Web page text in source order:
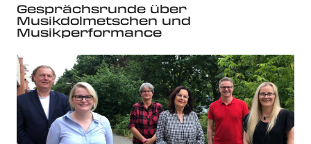
Gesprächsrunde über
Musikdolmetschen und
Musikperformance